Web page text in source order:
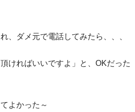
、ダメ元で電話してみたら、、、
ければいいですよ」と、OKだった
よかった～